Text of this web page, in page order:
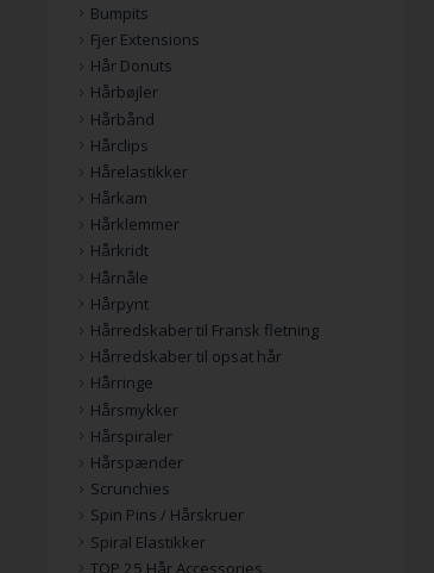
Bumpits
Fjer Extensions
Hår Donuts
Hårbøjler
Hårbånd
Hårclips
Hårelastikker
Hårkam
Hårklemmer
Hårkridt
Hårnåle
Hårpynt
Hårredskaber til Fransk fletning
Hårredskaber til opsat hår
Hårringe
Hårsmykker
Hårspiraler
Hårspænder
Scrunchies
Spin Pins / Hårskruer
Spiral Elastikker
TOP 25 Hår Accessories